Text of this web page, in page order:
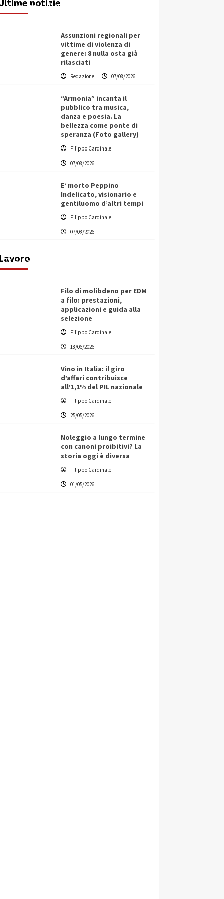
Redazione 07/08/2026
Assunzioni regionali per
vittime di violenza di
genere: 8 nulla osta già
rilasciati
Redazione 07/08/2026
“Armonia” incanta il
pubblico tra musica,
danza e poesia. La
bellezza come ponte di
speranza (Foto gallery)
Filippo Cardinale
07/08/2026
E’ morto Peppino
Indelicato, visionario e
gentiluomo d’altri tempi
Filippo Cardinale
07/08/2026
Lavoro
L’ingegnere saccense Buscarnera
partner chiave di un progetto
transnazionale per la transizione
Filippo Cardinale
Filo di molibdeno per EDM
a filo: prestazioni,
applicazioni e guida alla
selezione
Filippo Cardinale
18/06/2026
Vino in Italia: il giro
d’affari contribuisce
all’1,1% del PIL nazionale
Filippo Cardinale
25/05/2026
Noleggio a lungo termine
con canoni proibitivi? La
storia oggi è diversa
Filippo Cardinale
01/05/2026